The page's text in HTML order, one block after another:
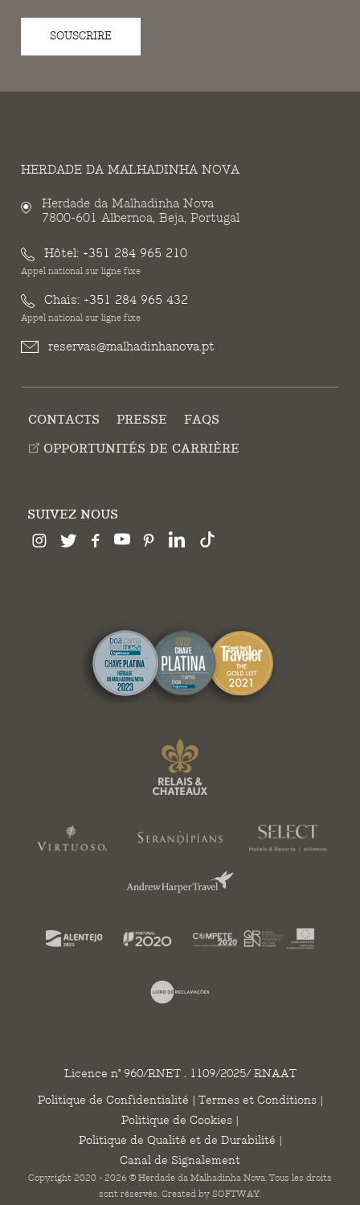
SOUSCRIRE
HERDADE DA MALHADINHA NOVA
Herdade da Malhadinha Nova
7800-601 Albernoa, Beja, Portugal
Hôtel: +351 284 965 210
Appel national sur ligne fixe
Chais: +351 284 965 432
Appel national sur ligne fixe
reservas@malhadinhanova.pt
CONTACTS PRESSE
FAQS
OPPORTUNITÉS DE CARRIÈRE
SUIVEZ NOUS
Licence n° 960/RNET . 1109/2025/ RNAAT
Politique de Confidentialité | Termes et Conditions|
Politique de Cookies |
Politique de Qualité et de Durabilité |
Canal de Signalement
Copyright 2020 - 2026 © Herdade da Malhadinha Nova. Tous les droits
sont réservés. Created by SOFTWAY.